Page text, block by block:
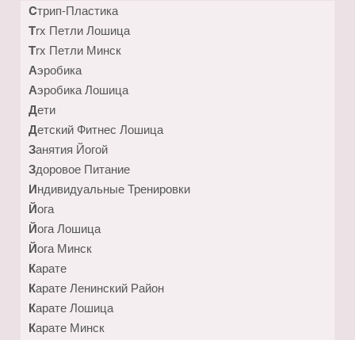
Cтрип-Пластика
Trx Петли Лошица
Trx Петли Минск
Аэробика
Аэробика Лошица
Дети
Детский Фитнес Лошица
Занятия Йогой
Здоровое Питание
Индивидуальные Тренировки
Йога
Йога Лошица
Йога Минск
Карате
Карате Ленинский Район
Карате Лошица
Карате Минск